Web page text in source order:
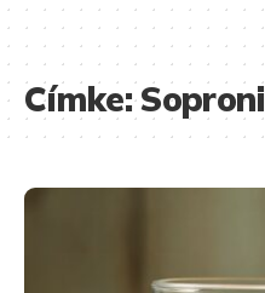
Címke:Soproni